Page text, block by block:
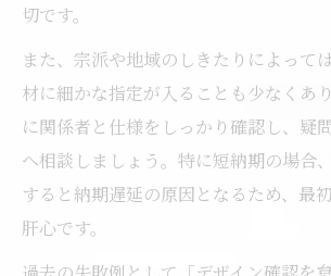
切です。
また、宗派や地域のしきたりによって
材に細かな指定が入ることも少なくあ
に関係者と仕様をしっかり確認し、疑
へ相談しましょう。特に短納期の場合
すると納期遅延の原因となるため、最
肝心です。